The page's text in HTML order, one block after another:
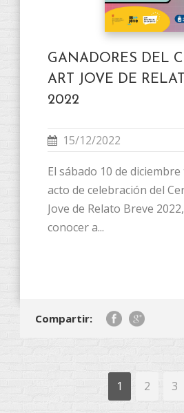
GANADORES DEL
ART JOVE DE
2022
15/12/2022
El sábado 10 de
acto de celebración del
Jove de Relato Breve
conocer a...
Compartir:
1 2 3